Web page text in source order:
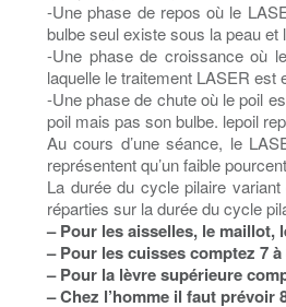
-Une phase de repos où le
bulbe seul existe sous la peau et
-Une phase de croissance où
laquelle le traitement LASER est
-Une phase de chute où le poil
poil mais pas son bulbe. lepoil
Au cours d’une séance, le
représentent qu’un faible
La durée du cycle pilaire
réparties sur la durée du cycle
– Pour les aisselles, le maillot,
– Pour les cuisses comptez 7
– Pour la lèvre supérieure
– Chez l’homme il faut prévoir